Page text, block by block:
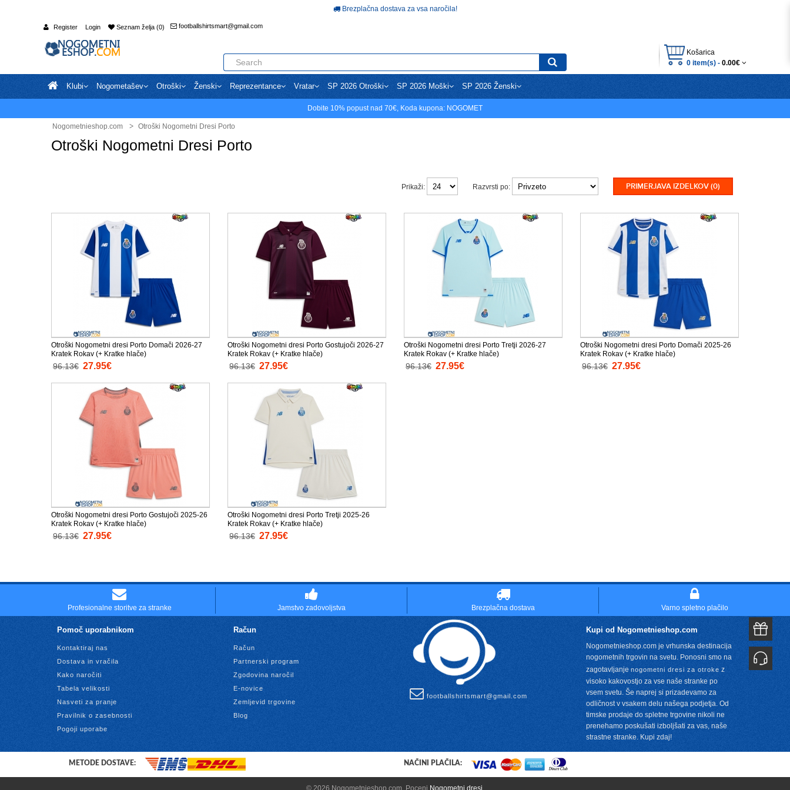
Brezplačna dostava za vsa naročila!
Register Login Seznam želja (0) footballshirtsmart@gmail.com
Košarica
0 item(s) - 0.00€
Klubi Nogometašev Otroški Ženski Reprezentance Vratar SP 2026 Otroški SP 2026 Moški SP 2026 Ženski
Dobite 10% popust nad 70€, Koda kupona: NOGOMET
Nogometnieshop.com Otroški Nogometni Dresi Porto
Otroški Nogometni Dresi Porto
PRIMERJAVA IZDELKOV (0)
Razvrsti po:
Prikaži:
Otroški Nogometni dresi Porto Domači 2026-27
Kratek Rokav (+ Kratke hlače)
96.13€ 27.95€
Otroški Nogometni dresi Porto Gostujoči 2026-27
Kratek Rokav (+ Kratke hlače)
96.13€ 27.95€
Otroški Nogometni dresi Porto Tretji 2026-27
Kratek Rokav (+ Kratke hlače)
96.13€ 27.95€
Otroški Nogometni dresi Porto Domači 2025-26
Kratek Rokav (+ Kratke hlače)
96.13€ 27.95€
Otroški Nogometni dresi Porto Gostujoči 2025-26
Kratek Rokav (+ Kratke hlače)
96.13€ 27.95€
Otroški Nogometni dresi Porto Tretji 2025-26
Kratek Rokav (+ Kratke hlače)
96.13€ 27.95€
Profesionalne storitve za stranke Jamstvo zadovoljstva Brezplačna dostava Varno spletno plačilo
Pomoč uporabnikom
Kontaktiraj nas
Dostava in vračila
Kako naročiti
Tabela velikosti
Nasveti za pranje
Pravilnik o zasebnosti
Pogoji uporabe
Račun
Račun
Partnerski program
Zgodovina naročil
E-novice
Zemljevid trgovine
Blog
footballshirtsmart@gmail.com
Kupi od Nogometnieshop.com
Nogometnieshop.com je vrhunska destinacija
nogometnih trgovin na svetu. Ponosni smo na
zagotavljanje nogometni dresi za otroke z
visoko kakovostjo za vse naše stranke po
vsem svetu. Še naprej si prizadevamo za
odličnost v vsakem delu našega podjetja. Od
timske prodaje do spletne trgovine nikoli ne
prenehamo poskušati izboljšati za vas, naše
strastne stranke. Kupi zdaj!
METODE DOSTAVE: NAČINI PLAČILA:
© 2026 Nogometnieshop.com. Poceni Nogometni dresi